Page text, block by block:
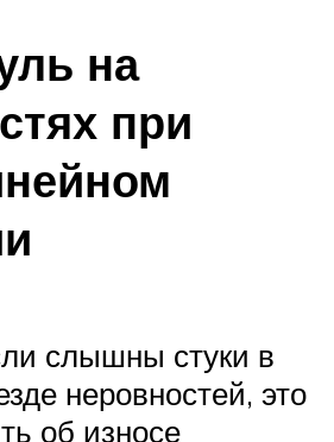
на
при
слышны стуки в
неровностей, это
об износе